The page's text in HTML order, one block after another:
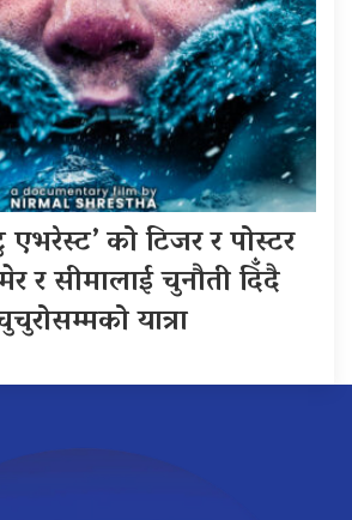
एभरेस्ट’ को टिजर र पोस्टर
र सीमालाई चुनौती दिँदै
यात्रा